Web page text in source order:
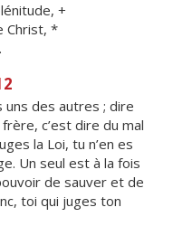
+
Christ, *
uns des autres ; dire
c’est dire du mal
la Loi, tu n’en es
Un seul est à la fois
de sauver et de
toi qui juges ton